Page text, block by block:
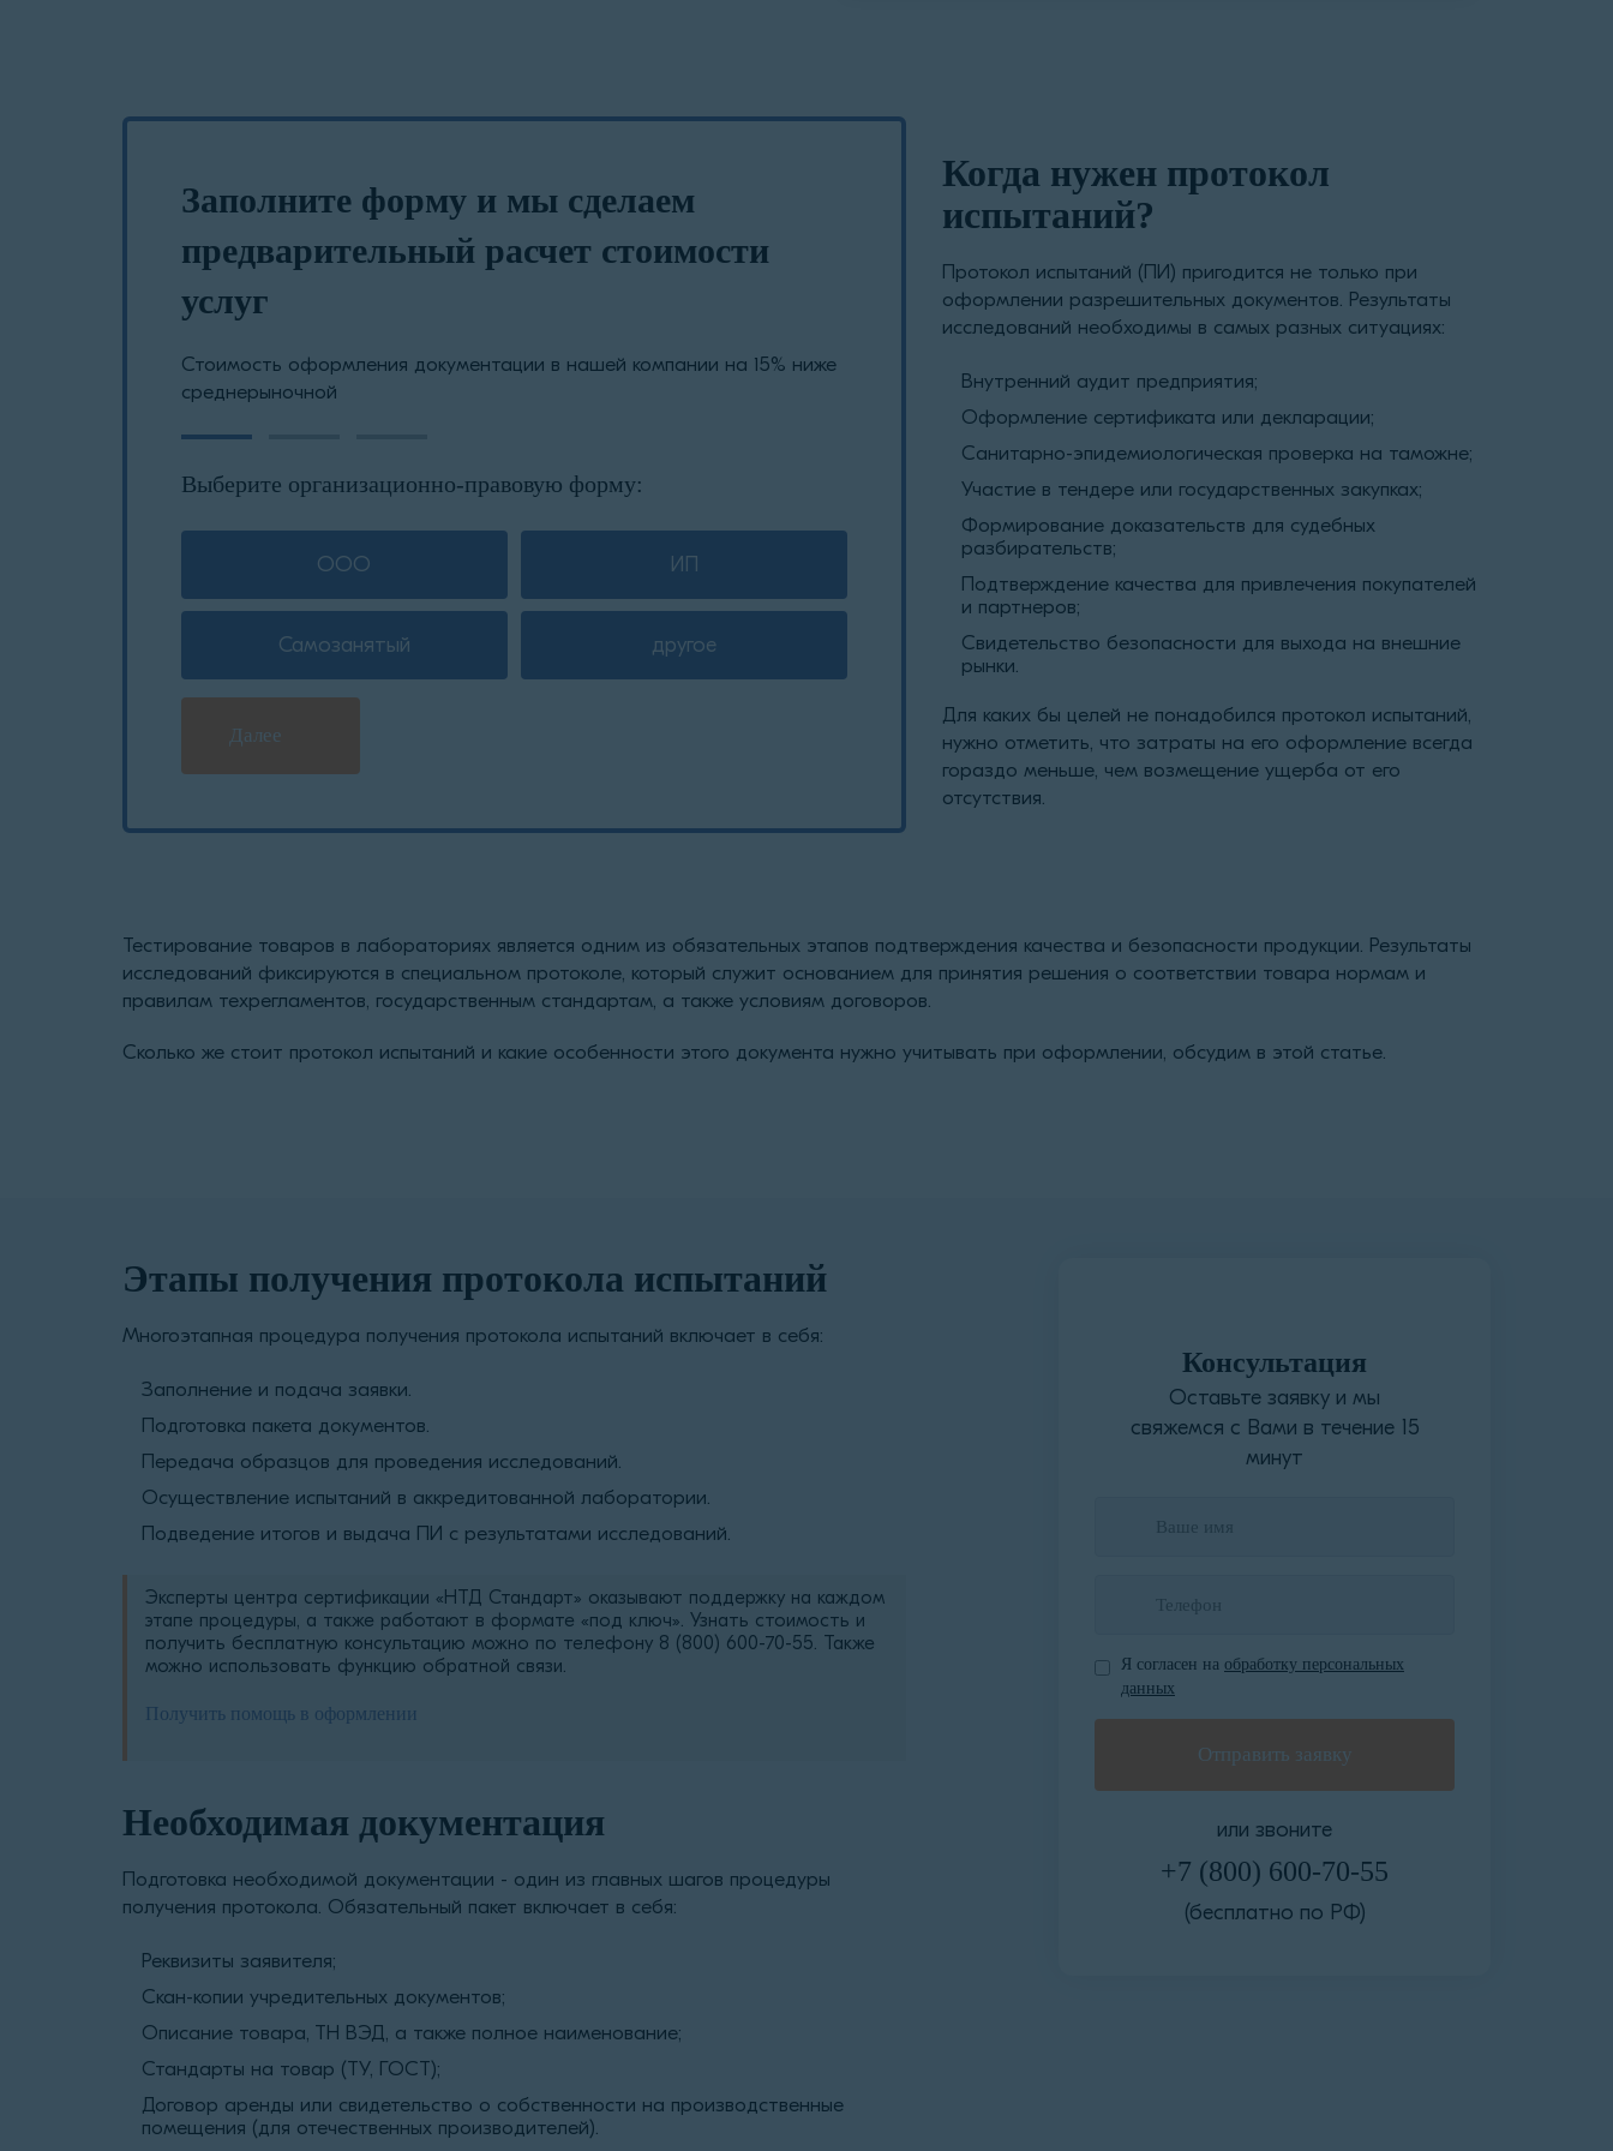
Заполните форму и мы сделаем
предварительный расчет стоимости
услуг
Стоимость оформления документации в нашей компании на 15% ниже
среднерыночной
Выберите организационно-правовую форму:
ООО ИП
Самозанятый другое
Далее
Когда нужен протокол
испытаний?
Протокол испытаний (ПИ) пригодится не только при
оформлении разрешительных документов. Результаты
исследований необходимы в самых разных ситуациях:
Внутренний аудит предприятия;
Оформление сертификата или декларации;
Санитарно-эпидемиологическая проверка на таможне;
Участие в тендере или государственных закупках;
Формирование доказательств для судебных
разбирательств;
Подтверждение качества для привлечения покупателей
и партнеров;
Свидетельство безопасности для выхода на внешние
рынки.
Для каких бы целей не понадобился протокол испытаний,
нужно отметить, что затраты на его оформление всегда
гораздо меньше, чем возмещение ущерба от его
отсутствия.
Тестирование товаров в лабораториях является одним из обязательных этапов подтверждения качества и безопасности продукции. Результаты
исследований фиксируются в специальном протоколе, который служит основанием для принятия решения о соответствии товара нормам и
правилам техрегламентов, государственным стандартам, а также условиям договоров.
Сколько же стоит протокол испытаний и какие особенности этого документа нужно учитывать при оформлении, обсудим в этой статье.
Этапы получения протокола испытаний
Многоэтапная процедура получения протокола испытаний включает в себя:
Заполнение и подача заявки.
Подготовка пакета документов.
Передача образцов для проведения исследований.
Осуществление испытаний в аккредитованной лаборатории.
Подведение итогов и выдача ПИ с результатами исследований.
Эксперты центра сертификации «НТД Стандарт» оказывают поддержку на каждом
этапе процедуры, а также работают в формате «под ключ». Узнать стоимость и
получить бесплатную консультацию можно по телефону 8 (800) 600-70-55. Также
можно использовать функцию обратной связи.
Получить помощь в оформлении
Необходимая документация
Подготовка необходимой документации - один из главных шагов процедуры
получения протокола. Обязательный пакет включает в себя:
Реквизиты заявителя;
Скан-копии учредительных документов;
Описание товара, ТН ВЭД, а также полное наименование;
Стандарты на товар (ТУ, ГОСТ);
Договор аренды или свидетельство о собственности на производственные
помещения (для отечественных производителей).
Консультация
Оставьте заявку и мы
свяжемся с Вами в течение 15
минут
Я согласен на обработку персональных
данных
или звоните
+7 (800) 600-70-55
(бесплатно по РФ)